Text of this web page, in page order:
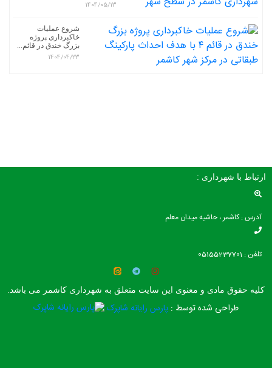
1404/05/13
شروع عملیات
خاکبرداری پروژه
بزرگ خندق در قائم...
1404/04/23
ارتباط با شهرداری :
آدرس : کاشمر ، حاشیه میدان معلم
تلفن : 05155237701
کلیه حقوق مادی و معنوی این سایت متعلق به شهرداری کاشمر می باشد.
طراحی شده توسط : پارس رایانه شاپرک